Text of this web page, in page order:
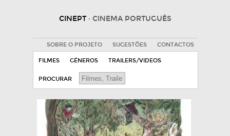
CINEPT · CINEMA PORTUGUÊS
SOBRE O PROJETO SUGESTÕES CONTACTOS
FILMES GÉNEROS TRAILERS/VIDEOS
PROCURAR